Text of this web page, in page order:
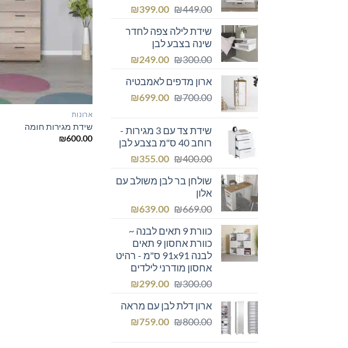
₪449.00
המחיר
היה:
₪449.00.
₪399.00
המחיר
הוא:שידת לילה צפה לחדר
שינה בצבע לבן
₪300.00
המחיר
היה:
₪300.00.
₪249.00
המחיר
הוא:
₪249.00.
ארון מדפים לאמבטיה
₪700.00
המחיר
₪700.00.
₪699.00
המחיר
₪699.00.שידת צד עם 3 מגירות -
רוחב 40 ס"מ בצבע לבן
₪400.00
המחיר
היה:
₪355.00
המחיר
הוא:
שולחן בר לבן משולב עם
אלון
₪669.00
המחיר
היה:
₪669.00.
₪639.00
המחיר
הוא:כוורת 9 תאים לבנה ~
כוורת אחסון 9 תאים
לבנה 91x91 ס"מ - רהיט
אחסון מודרני לילדים
₪300.00
המחיר
היה:
₪300.00.
₪299.00
המחיר
הוא:
₪299.00.
ארון דלת לבן עם מראה
₪800.00
המחיר ₪759.00
המחיר
ארונות
שידת מגירות חומה
₪600.00